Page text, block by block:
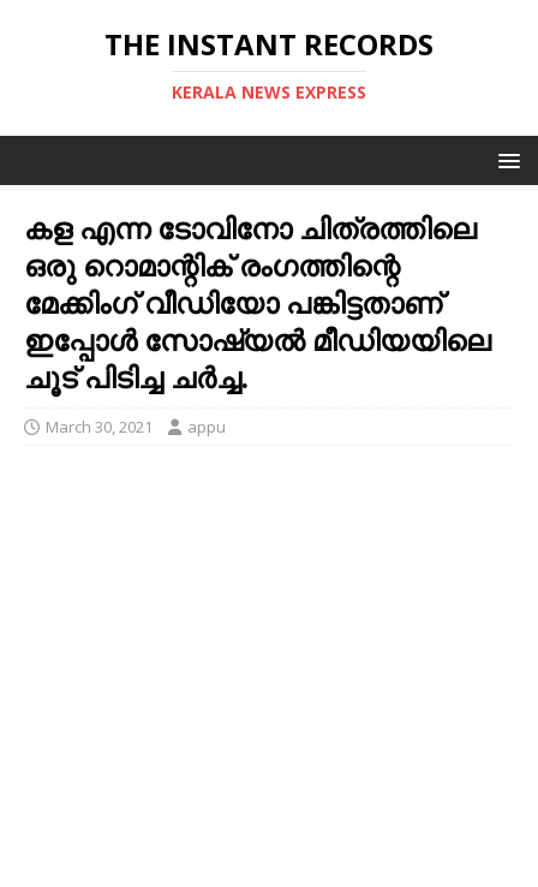
THE INSTANT RECORDS
KERALA NEWS EXPRESS
കള എന്ന ടോവിനോ ചിത്രത്തിലെ
ഒരു റൊമാന്റിക് രംഗത്തിന്റെ
മേക്കിംഗ് വീഡിയോ പങ്കിട്ടതാണ്
ഇപ്പോള്‍ സോഷ്യല്‍ മീഡിയയിലെ
ചൂട് പിടിച്ച ചര്‍ച്ച.
March 30, 2021 appu